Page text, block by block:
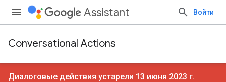
Assistant Войти
Conversational Actions
Диалоговые действия устарели 13 июня 2023 г.